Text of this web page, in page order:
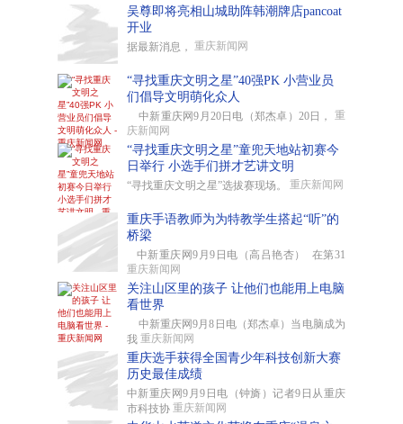
吴尊即将亮相山城助阵韩潮牌店pancoat
开业
据最新消息， 重庆新闻网
“寻找重庆文明之星”40强PK 小营业员
们倡导文明萌化众人
中新重庆网9月20日电（郑杰卓）20日， 重
庆新闻网
“寻找重庆文明之星”童兜天地站初赛今
日举行 小选手们拼才艺讲文明
“寻找重庆文明之星”选拔赛现场。 重庆新闻网
重庆手语教师为为特教学生搭起“听”的
桥梁
中新重庆网9月9日电（高吕艳杏） 在第31
重庆新闻网
关注山区里的孩子 让他们也能用上电脑
看世界
中新重庆网9月8日电（郑杰卓）当电脑成为
我 重庆新闻网
重庆选手获得全国青少年科技创新大赛
历史最佳成绩
中新重庆网9月9日电（钟旖）记者9日从重庆
市科技协 重庆新闻网